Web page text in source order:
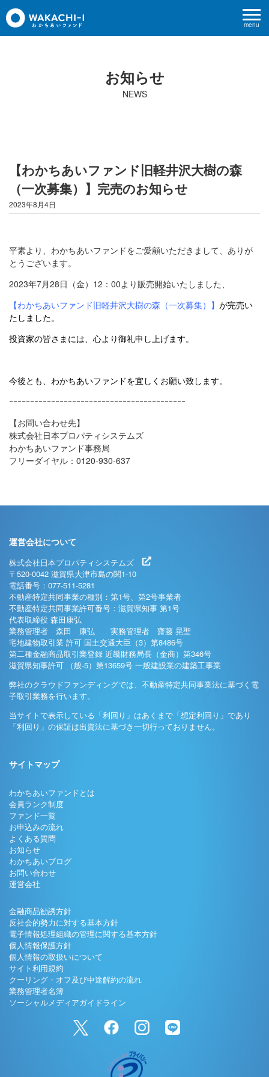
menu
お知らせ
NEWS
【わかちあいファンド旧軽井沢大樹の森
（一次募集）】完売のお知らせ
2023年8月4日
平素より、わかちあいファンドをご愛顧いただきまして、ありが
とうございます。
2023年7月28日（金）12：00より販売開始いたしました、
【わかちあいファンド旧軽井沢大樹の森（一次募集） 】 が完売い
たしました。
投資家の皆さまには、心より御礼申し上げます。
今後とも、わかちあいファンドを宜しくお願い致します。
ｰｰｰｰｰｰｰｰｰｰｰｰｰｰｰｰｰｰｰｰｰｰｰｰｰｰｰｰｰｰｰｰｰｰｰｰｰｰｰｰｰｰ
【お問い合わせ先】
株式会社日本プロパティシステムズ
わかちあいファンド事務局
フリーダイヤル：0120-930-637
運営会社について
株式会社日本プロパティシステムズ
〒520-0042 滋賀県大津市島の関1-10
電話番号：077-511-5281
不動産特定共同事業の種別：第1号、第2号事業者
不動産特定共同事業許可番号：滋賀県知事 第1号
代表取締役 森田康弘
業務管理者 森田 康弘 実務管理者 齋藤 晃聖
宅地建物取引業 許可 国土交通大臣（3）第8486号
第二種金融商品取引業登録 近畿財務局長（金商）第346号
滋賀県知事許可 （般-5）第13659号 一般建設業の建築工事業
弊社のクラウドファンディングでは、不動産特定共同事業法に基づく電
子取引業務を行います。
当サイトで表示している「利回り」はあくまで「想定利回り」であり
「利回り」の保証は出資法に基づき一切行っておりません。
サイトマップ
わかちあいファンドとは
会員ランク制度
ファンド一覧
お申込みの流れ
よくある質問
お知らせ
わかちあいブログ
お問い合わせ
運営会社
金融商品勧誘方針
反社会的勢力に対する基本方針
電子情報処理組織の管理に関する基本方針
個人情報保護方針
個人情報の取扱いについて
サイト利用規約
クーリング・オフ及び中途解約の流れ
業務管理者名簿
ソーシャルメディアガイドライン